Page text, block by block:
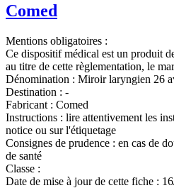
Comed
Mentions obligatoires :
Ce dispositif médical est un produit
au titre de cette règlementation, le
Dénomination : Miroir laryngien 26
Destination : -
Fabricant : Comed
Instructions : lire attentivement les
notice ou sur l'étiquetage
Consignes de prudence : en cas de
de santé
Classe :
Date de mise à jour de cette fiche :